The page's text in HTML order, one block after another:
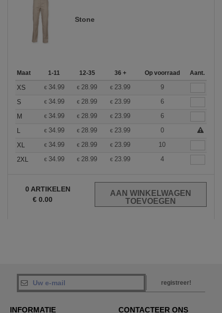
Stone
Maat 1-11 12-35 36 + Op voorraad Aant.
XS € 34.99 € 28.99 € 23.99
9
S
€ 34.99 € 28.99 € 23.99
6
M
€ 34.99 € 28.99 € 23.99
6
L
€ 34.99 € 28.99 € 23.99
0
XL
€ 34.99 € 28.99 € 23.99
10
2XL
€ 34.99 € 28.99 € 23.99 4
0 ARTIKELEN
€ 0.00
registreer!
INFORMATIE CONTACTEER ONS